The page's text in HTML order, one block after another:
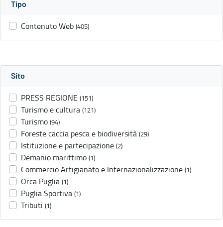
Tipo
Contenuto Web (405)
Sito
PRESS REGIONE (151)
Turismo e cultura (121)
Turismo (94)
Foreste caccia pesca e biodiversità (29)
Istituzione e partecipazione (2)
Demanio marittimo (1)
Commercio Artigianato e Internazionalizzazione (1)
Orca Puglia (1)
Puglia Sportiva (1)
Tributi (1)